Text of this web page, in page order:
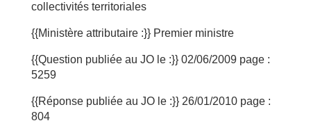
collectivités territoriales
{{Ministère attributaire :}} Premier ministre
{{Question publiée au JO le :}} 02/06/2009 page :
5259
{{Réponse publiée au JO le :}} 26/01/2010 page :
804